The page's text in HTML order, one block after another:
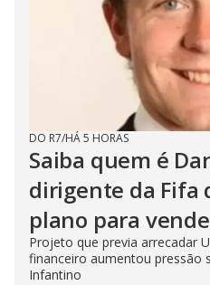
DO R7/HÁ 5 HORAS
Saiba quem é
dirigente da
plano para
Projeto que previa arrecadar
financeiro aumentou pressão
Infantino